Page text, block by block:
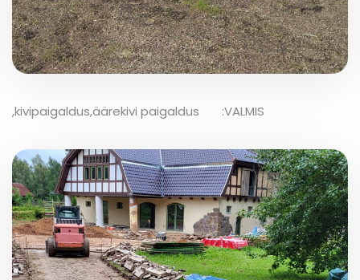
,kivipaigaldus,äärekivi paigaldus :VALMIS